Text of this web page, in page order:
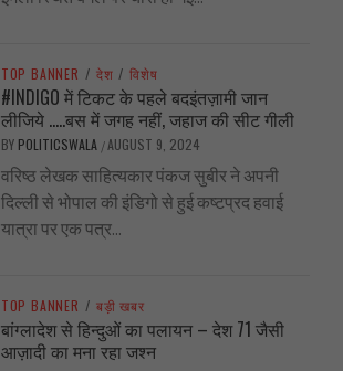
TOP BANNER / देश / विशेष
#INDIGO में टिकट के पहले बदइंतज़ामी जान
लीजिये …..बस में जगह नहीं, जहाज की सीट गीली
BY POLITICSWALA /AUGUST 9, 2024
वरिष्ठ लेखक साहित्यकार पंकज सुबीर ने अपनी
दिल्ली से भोपाल की इंडिगो से हुई कष्टप्रद हवाई
यात्रा पर एक पत्र...
TOP BANNER / बड़ी खबर
बांग्लादेश से हिन्दुओं का पलायन – देश 71 जैसी
आज़ादी का मना रहा जश्न